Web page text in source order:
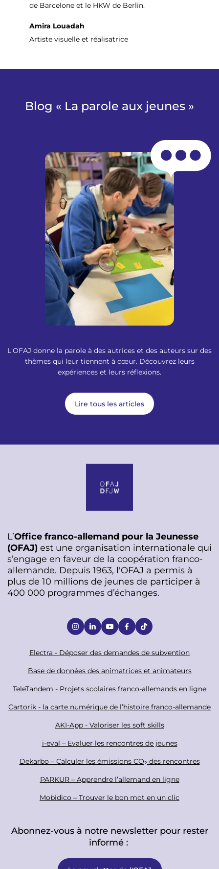
de Barcelone et le HKW de Berlin.
Amira Louadah
Artiste visuelle et réalisatrice
Blog « La parole aux jeunes »
L'OFAJ donne la parole à des autrices et des auteurs sur des
thèmes qui leur tiennent à cœur. Découvrez leurs
expériences et leurs réflexions.
Lire tous les articles
L’Office franco-allemand pour la Jeunesse
(OFAJ) est une organisation internationale qui
s’engage en faveur de la coopération franco-
allemande. Depuis 1963, l'OFAJ a permis à
plus de 10 millions de jeunes de participer à
400 000 programmes d’échanges.
ao
e
Electra - Déposer des demandes de subvention
Base de données des animatrices et animateurs
TeleTandem - Projets scolaires franco-allemands en ligne
Cartorik - la carte numérique de l’histoire franco-allemande
AKI-App - Valoriser les soft skills
i-eval – Evaluer les rencontres de jeunes
Dekarbo – Calculer les émissions CO₂ des rencontres
PARKUR – Apprendre l’allemand en ligne
Mobidico – Trouver le bon mot en un clic
Abonnez-vous à notre newsletter pour rester
informé :